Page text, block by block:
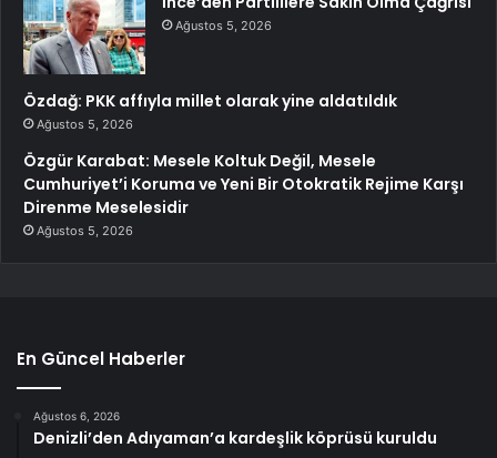
Ağustos 5, 2026
Özdağ: PKK affıyla millet olarak yine aldatıldık
Ağustos 5, 2026
Özgür Karabat: Mesele Koltuk Değil, Mesele
Cumhuriyet’i Koruma ve Yeni Bir Otokratik Rejime Karşı
Direnme Meselesidir
Ağustos 5, 2026
En Güncel Haberler
Ağustos 6, 2026
Denizli’den Adıyaman’a kardeşlik köprüsü kuruldu